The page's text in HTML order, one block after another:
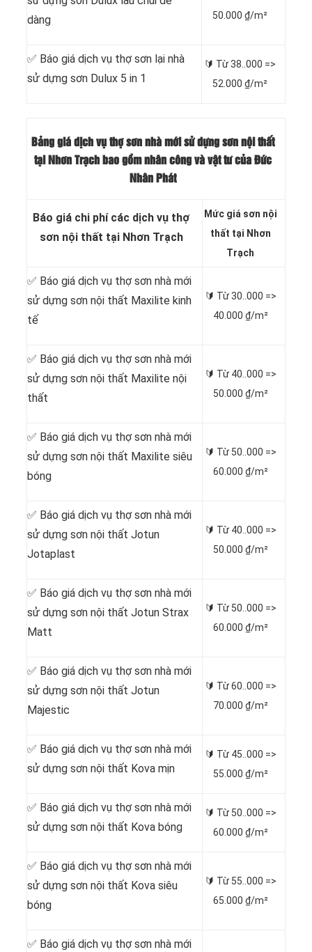
dàng
50.000 ₫/m²
✅ Báo giá dịch vụ thợ sơn lại nhà
sử dựng sơn Dulux 5 in 1
🔰 Từ38..000 =>
52.000 ₫/m²
Bảng giá dịch vụ thợ sơn nhà mới sử dựng sơn nội thất
tại Nhơn Trạch bao gồm nhân công và vật tư của Đức
Nhân Phát
Báo giá chi phí các dịch vụ thợ
sơn nội thất tại Nhơn Trạch
Mức giá sơn nội
thất tại Nhơn
Trạch
✅ Báo giá dịch vụ thợ sơn nhà mới
sử dựng sơn nội thất Maxilite kinh
tế
🔰 Từ30..000 =>
40.000 ₫/m²
✅ Báo giá dịch vụ thợ sơn nhà mới
sử dựng sơn nội thất Maxilite nội
thất
🔰 Từ 40..000 =>
50.000 ₫/m²
✅ Báo giá dịch vụ thợ sơn nhà mới
sử dựng sơn nội thất Maxilite siêu
bóng
🔰 Từ 50..000 =>
60.000 ₫/m²
✅ Báo giá dịch vụ thợ sơn nhà mới
sử dựng sơn nội thất Jotun
Jotaplast
🔰 Từ 40..000 =>
50.000 ₫/m²
✅ Báo giá dịch vụ thợ sơn nhà mới
sử dựng sơn nội thất Jotun Strax
Matt
🔰 Từ 50..000 =>
60.000 ₫/m²
✅ Báo giá dịch vụ thợ sơn nhà mới
sử dựng sơn nội thất Jotun
Majestic
🔰 Từ60..000 =>
70.000 ₫/m²
✅ Báo giá dịch vụ thợ sơn nhà mới
sử dựng sơn nội thất Kova mịn
🔰 Từ 45..000 =>
55.000 ₫/m²
✅ Báo giá dịch vụ thợ sơn nhà mới
sử dựng sơn nội thất Kova bóng
🔰 Từ 50..000 =>
60.000 ₫/m²
✅ Báo giá dịch vụ thợ sơn nhà mới
sử dựng sơn nội thất Kova siêu
bóng
🔰 Từ 55..000 =>
65.000 ₫/m²
✅ Báo giá dịch vụ thợ sơn nhà mới